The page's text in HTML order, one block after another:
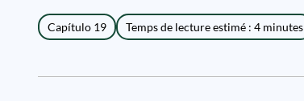
Capítulo 19 Temps de lecture estimé : 4 minutes